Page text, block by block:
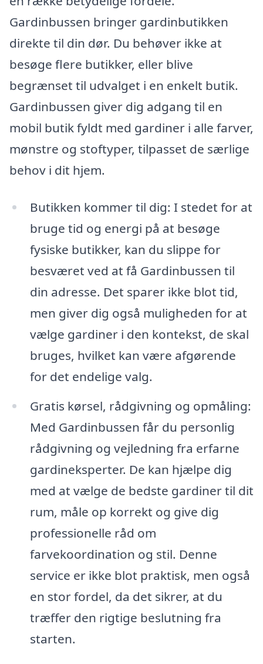
Gardinbussen bringer gardinbutikken
direkte til din dør. Du behøver ikke at
besøge flere butikker, eller blive
begrænset til udvalget i en enkelt butik.
Gardinbussen giver dig adgang til en
mobil butik fyldt med gardiner i alle farver,
mønstre og stoftyper, tilpasset de særlige
behov i dit hjem.
Butikken kommer til dig: I stedet for at
bruge tid og energi på at besøge
fysiske butikker, kan du slippe for
besværet ved at få Gardinbussen til
din adresse. Det sparer ikke blot tid,
men giver dig også muligheden for at
vælge gardiner i den kontekst, de skal
bruges, hvilket kan være afgørende
for det endelige valg.
Gratis kørsel, rådgivning og opmåling:
Med Gardinbussen får du personlig
rådgivning og vejledning fra erfarne
gardineksperter. De kan hjælpe dig
med at vælge de bedste gardiner til dit
rum, måle op korrekt og give dig
professionelle råd om
farvekoordination og stil. Denne
service er ikke blot praktisk, men også
en stor fordel, da det sikrer, at du
træffer den rigtige beslutning fra
starten.